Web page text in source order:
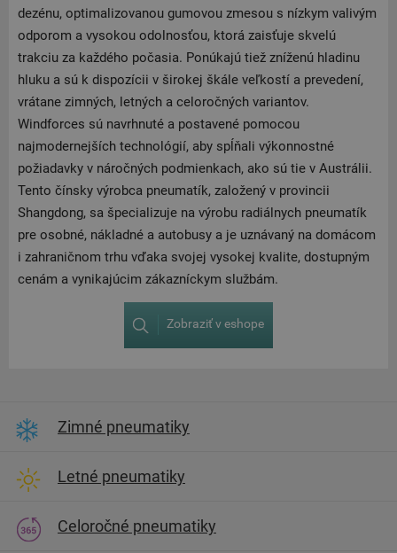
dezénu, optimalizovanou gumovou zmesou s nízkym valivým
odporom a vysokou odolnosťou, ktorá zaisťuje skvelú
trakciu za každého počasia. Ponúkajú tiež zníženú hladinu
hluku a sú k dispozícii v širokej škále veľkostí a prevedení,
vrátane zimných, letných a celoročných variantov.
Windforces sú navrhnuté a postavené pomocou
najmodernejších technológií, aby spĺňali výkonnostné
požiadavky v náročných podmienkach, ako sú tie v Austrálii.
Tento čínsky výrobca pneumatík, založený v provincii
Shangdong, sa špecializuje na výrobu radiálnych pneumatík
pre osobné, nákladné a autobusy a je uznávaný na domácom
i zahraničnom trhu vďaka svojej vysokej kvalite, dostupným
cenám a vynikajúcim zákazníckym službám.
Zobraziť v eshope
Zimné pneumatiky
Letné pneumatiky
Celoročné pneumatiky